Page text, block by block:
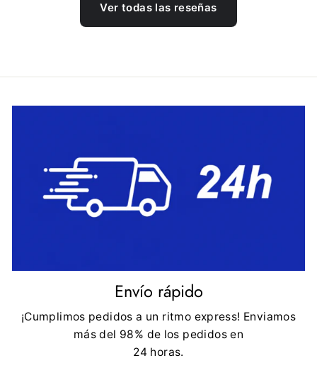
Ver todas las reseñas
Envío rápido
¡Cumplimos pedidos a un ritmo express! Enviamos
más del 98% de los pedidos en
24 horas.